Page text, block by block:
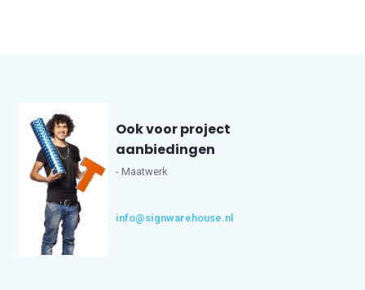
Ook voor project
aanbiedingen
- Maatwerk
info@signwarehouse.nl